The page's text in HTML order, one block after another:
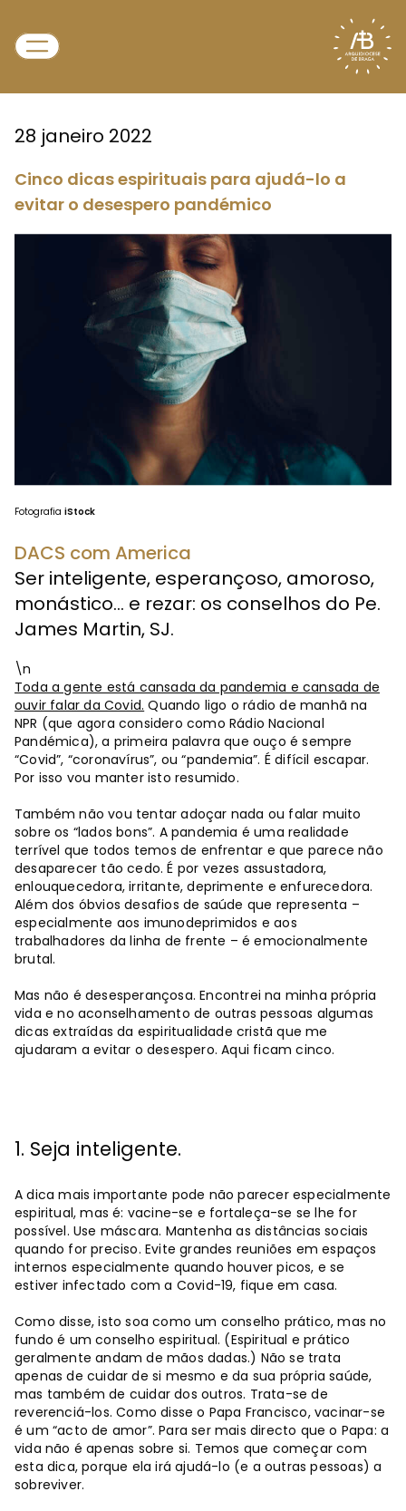
28 janeiro 2022
Cinco dicas espirituais para ajudá-lo a
evitar o desespero pandémico
Fotografia iStock
DACS com America
Ser inteligente, esperançoso, amoroso,
monástico... e rezar: os conselhos do Pe.
James Martin, SJ.
\n
Toda a gente está cansada da pandemia e cansada de
ouvir falar da Covid. Quando ligo o rádio de manhã na
NPR (que agora considero como Rádio Nacional
Pandémica), a primeira palavra que ouço é sempre
“Covid”, “coronavírus”, ou “pandemia”. É difícil escapar.
Por isso vou manter isto resumido.
Também não vou tentar adoçar nada ou falar muito
sobre os “lados bons”. A pandemia é uma realidade
terrível que todos temos de enfrentar e que parece não
desaparecer tão cedo. É por vezes assustadora,
enlouquecedora, irritante, deprimente e enfurecedora.
Além dos óbvios desafios de saúde que representa –
especialmente aos imunodeprimidos e aos
trabalhadores da linha de frente – é emocionalmente
brutal.
Mas não é desesperançosa. Encontrei na minha própria
vida e no aconselhamento de outras pessoas algumas
dicas extraídas da espiritualidade cristã que me
ajudaram a evitar o desespero. Aqui ficam cinco.
1. Seja inteligente.
A dica mais importante pode não parecer especialmente
espiritual, mas é: vacine-se e fortaleça-se se lhe for
possível. Use máscara. Mantenha as distâncias sociais
quando for preciso. Evite grandes reuniões em espaços
internos especialmente quando houver picos, e se
estiver infectado com a Covid-19, fique em casa.
Como disse, isto soa como um conselho prático, mas no
fundo é um conselho espiritual. (Espiritual e prático
geralmente andam de mãos dadas.) Não se trata
apenas de cuidar de si mesmo e da sua própria saúde,
mas também de cuidar dos outros. Trata-se de
reverenciá-los. Como disse o Papa Francisco, vacinar-se
é um “acto de amor”. Para ser mais directo que o Papa: a
vida não é apenas sobre si. Temos que começar com
esta dica, porque ela irá ajudá-lo (e a outras pessoas) a
sobreviver.